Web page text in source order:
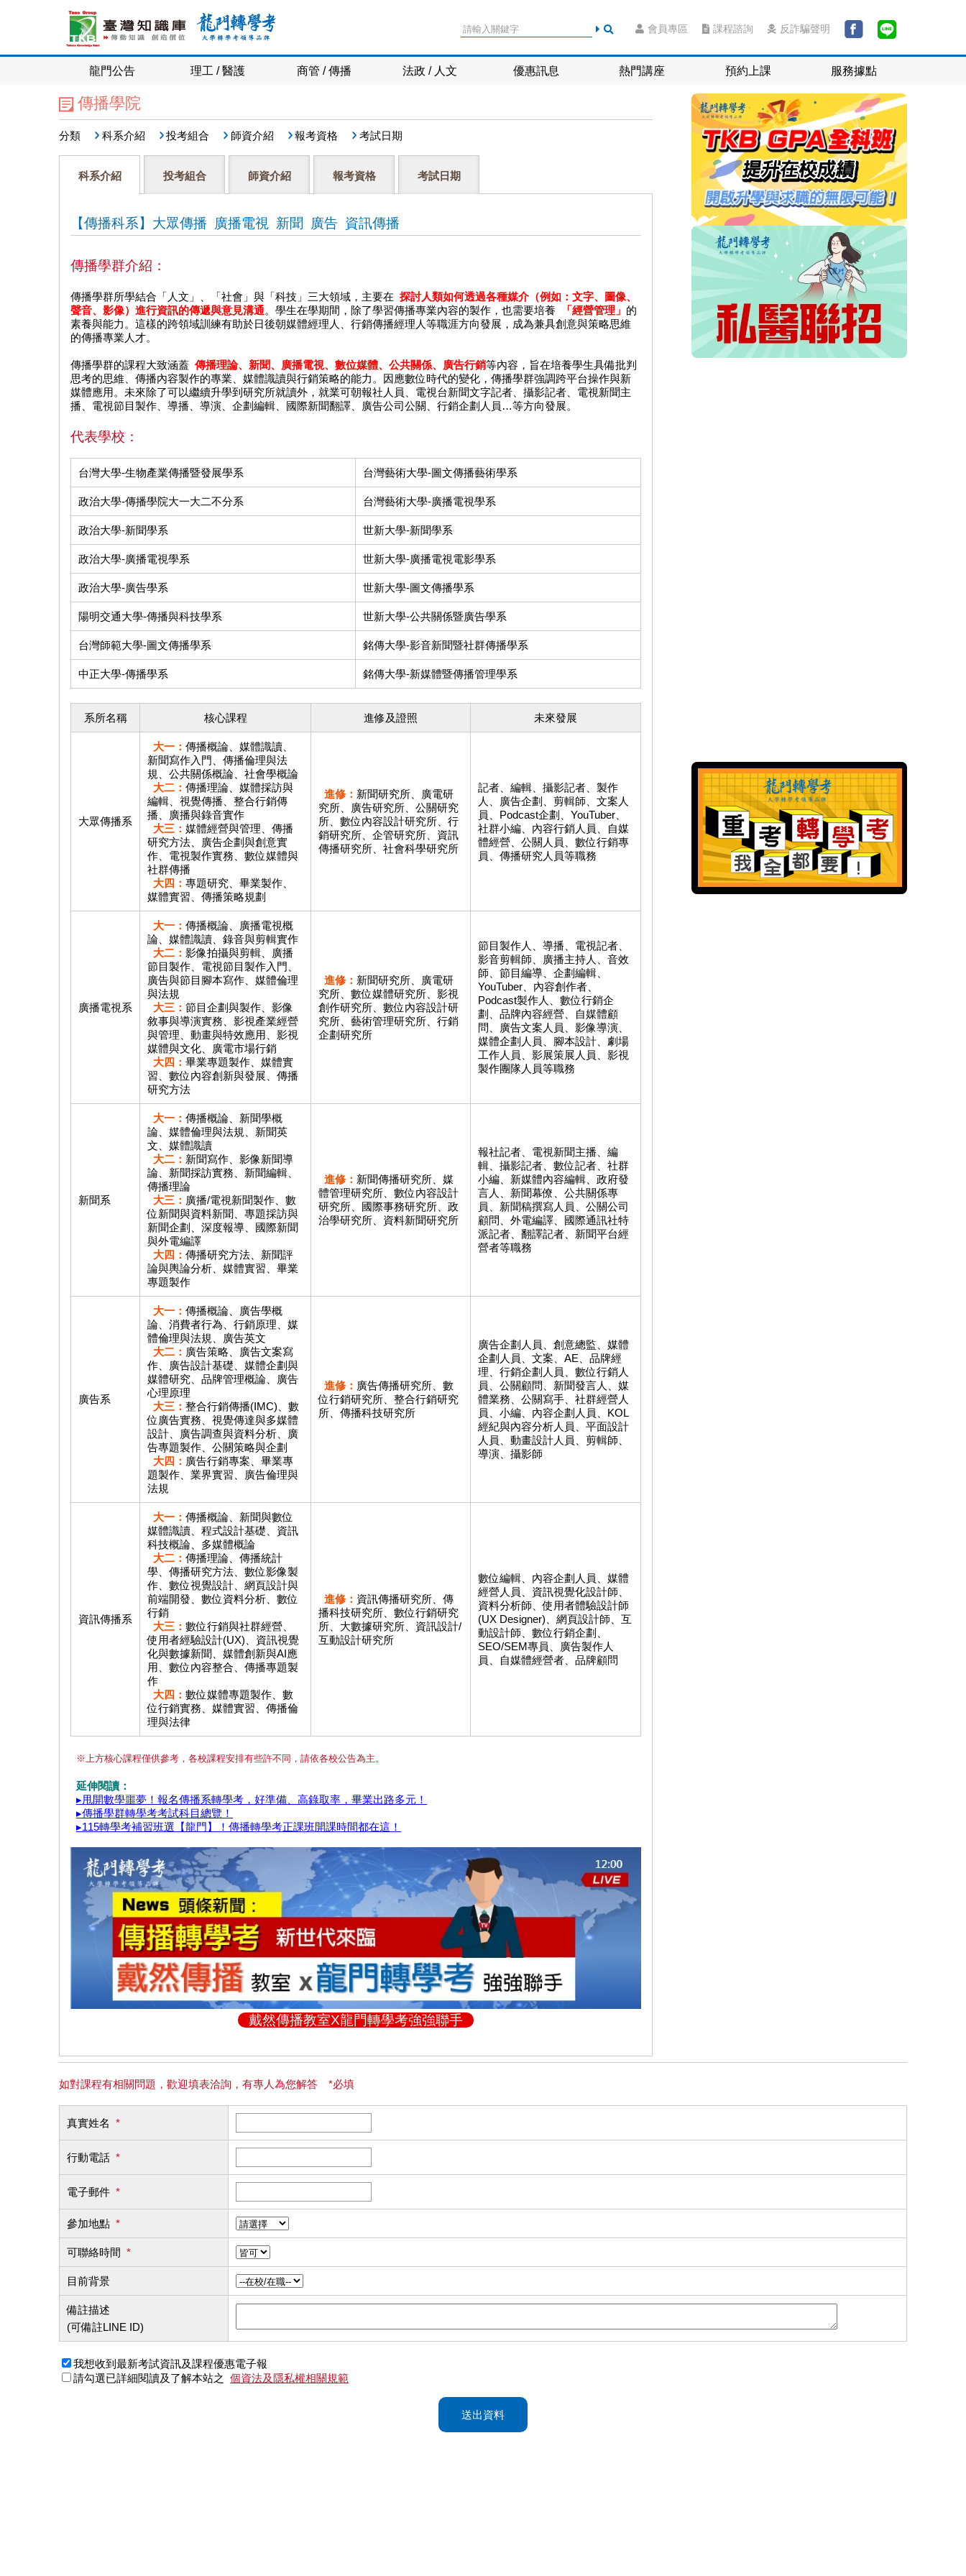
會員專區 課程諮詢 反詐騙聲明
龍門公告 理工 / 醫護 商管 / 傳播 法政 / 人文 優惠訊息 熱門講座 預約上課 服務據點
傳播學院
分類 科系介紹 投考組合 師資介紹 報考資格 考試日期
科系介紹 投考組合 師資介紹 報考資格 考試日期
【傳播科系】大眾傳播 廣播電視 新聞 廣告 資訊傳播
傳播學群介紹：
傳播學群所學結合「人文」、「社會」與「科技」三大領域，主要在 探討人類如何透過各種媒介（例如：文字、圖像、
聲音、影像）進行資訊的傳遞與意見溝通。學生在學期間，除了學習傳播專業內容的製作，也需要培養 「經營管理」 的
素養與能力。這樣的跨領域訓練有助於日後朝媒體經理人、行銷傳播經理人等職涯方向發展，成為兼具創意與策略思維
的傳播專業人才。
傳播學群的課程大致涵蓋 傳播理論、新聞、廣播電視、數位媒體、公共關係、廣告行銷等內容，旨在培養學生具備批判
思考的思維、傳播內容製作的專業、媒體識讀與行銷策略的能力。因應數位時代的變化，傳播學群強調跨平台操作與新
媒體應用。未來除了可以繼續升學到研究所就讀外，就業可朝報社人員、電視台新聞文字記者、攝影記者、電視新聞主
播、電視節目製作、導播、導演、企劃編輯、國際新聞翻譯、廣告公司公關、行銷企劃人員…等方向發展。
代表學校：
台灣大學-生物產業傳播暨發展學系 台灣藝術大學-圖文傳播藝術學系
政治大學-傳播學院大一大二不分系 台灣藝術大學-廣播電視學系
政治大學-新聞學系 世新大學-新聞學系
政治大學-廣播電視學系 世新大學-廣播電視電影學系
政治大學-廣告學系 世新大學-圖文傳播學系
陽明交通大學-傳播與科技學系 世新大學-公共關係暨廣告學系
台灣師範大學-圖文傳播學系 銘傳大學-影音新聞暨社群傳播學系
中正大學-傳播學系 銘傳大學-新媒體暨傳播管理學系
系所名稱 核心課程 進修及證照 未來發展
大眾傳播系
大一： 傳播概論、媒體識讀、
新聞寫作入門、傳播倫理與法
規、公共關係概論、社會學概論
大二： 傳播理論、媒體採訪與
編輯、視覺傳播、整合行銷傳
播、廣播與錄音實作
大三： 媒體經營與管理、傳播
研究方法、廣告企劃與創意實
作、電視製作實務、數位媒體與
社群傳播
大四： 專題研究、畢業製作、
媒體實習、傳播策略規劃
進修： 新聞研究所、廣電研
究所、廣告研究所、公關研究
所、數位內容設計研究所、行
銷研究所、企管研究所、資訊
傳播研究所、社會科學研究所
記者、編輯、攝影記者、製作
人、廣告企劃、剪輯師、文案人
員、Podcast企劃、YouTuber、
社群小編、內容行銷人員、自媒
體經營、公關人員、數位行銷專
員、傳播研究人員等職務
廣播電視系
大一： 傳播概論、廣播電視概
論、媒體識讀、錄音與剪輯實作
大二： 影像拍攝與剪輯、廣播
節目製作、電視節目製作入門、
廣告與節目腳本寫作、媒體倫理
與法規
大三： 節目企劃與製作、影像
敘事與導演實務、影視產業經營
與管理、動畫與特效應用、影視
媒體與文化、廣電市場行銷
大四： 畢業專題製作、媒體實
習、數位內容創新與發展、傳播
研究方法
進修： 新聞研究所、廣電研
究所、數位媒體研究所、影視
創作研究所、數位內容設計研
究所、藝術管理研究所、行銷
企劃研究所
節目製作人、導播、電視記者、
影音剪輯師、廣播主持人、音效
師、節目編導、企劃編輯、
YouTuber、內容創作者、
Podcast製作人、數位行銷企
劃、品牌內容經營、自媒體顧
問、廣告文案人員、影像導演、
媒體企劃人員、腳本設計、劇場
工作人員、影展策展人員、影視
製作團隊人員等職務
新聞系
大一： 傳播概論、新聞學概
論、媒體倫理與法規、新聞英
文、媒體識讀
大二： 新聞寫作、影像新聞導
論、新聞採訪實務、新聞編輯、
傳播理論
大三： 廣播/電視新聞製作、數
位新聞與資料新聞、專題採訪與
新聞企劃、深度報導、國際新聞
與外電編譯
大四： 傳播研究方法、新聞評
論與輿論分析、媒體實習、畢業
專題製作
進修： 新聞傳播研究所、媒
體管理研究所、數位內容設計
研究所、國際事務研究所、政
治學研究所、資料新聞研究所
報社記者、電視新聞主播、編
輯、攝影記者、數位記者、社群
小編、新媒體內容編輯、政府發
言人、新聞幕僚、公共關係專
員、新聞稿撰寫人員、公關公司
顧問、外電編譯、國際通訊社特
派記者、翻譯記者、新聞平台經
營者等職務
廣告系
大一： 傳播概論、廣告學概
論、消費者行為、行銷原理、媒
體倫理與法規、廣告英文
大二： 廣告策略、廣告文案寫
作、廣告設計基礎、媒體企劃與
媒體研究、品牌管理概論、廣告
心理原理
大三： 整合行銷傳播(IMC)、數
位廣告實務、視覺傳達與多媒體
設計、廣告調查與資料分析、廣
告專題製作、公關策略與企劃
大四： 廣告行銷專案、畢業專
題製作、業界實習、廣告倫理與
法規
進修： 廣告傳播研究所、數
位行銷研究所、整合行銷研究
所、傳播科技研究所
廣告企劃人員、創意總監、媒體
企劃人員、文案、AE、品牌經
理、行銷企劃人員、數位行銷人
員、公關顧問、新聞發言人、媒
體業務、公關寫手、社群經營人
員、小編、內容企劃人員、KOL
經紀與內容分析人員、平面設計
人員、動畫設計人員、剪輯師、
導演、攝影師
資訊傳播系
大一： 傳播概論、新聞與數位
媒體識讀、程式設計基礎、資訊
科技概論、多媒體概論
大二： 傳播理論、傳播統計
學、傳播研究方法、數位影像製
作、數位視覺設計、網頁設計與
前端開發、數位資料分析、數位
行銷
大三： 數位行銷與社群經營、
使用者經驗設計(UX)、資訊視覺
化與數據新聞、媒體創新與AI應
用、數位內容整合、傳播專題製
作
大四： 數位媒體專題製作、數
位行銷實務、媒體實習、傳播倫
理與法律
進修： 資訊傳播研究所、傳
播科技研究所、數位行銷研究
所、大數據研究所、資訊設計/
互動設計研究所
數位編輯、內容企劃人員、媒體
經營人員、資訊視覺化設計師、
資料分析師、使用者體驗設計師
(UX Designer)、網頁設計師、互
動設計師、數位行銷企劃、
SEO/SEM專員、廣告製作人
員、自媒體經營者、品牌顧問
※上方核心課程僅供參考，各校課程安排有些許不同，請依各校公告為主。
延伸閱讀：
▸甩開數學噩夢！報名傳播系轉學考，好準備、高錄取率，畢業出路多元！
▸傳播學群轉學考考試科目總覽！
▸115轉學考補習班選【龍門】！傳播轉學考正課班開課時間都在這！
戴然傳播教室X龍門轉學考強強聯手
如對課程有相關問題，歡迎填表洽詢，有專人為您解答 *必填
真實姓名 *
行動電話 *
電子郵件 *
參加地點 *
可聯絡時間 *
目前背景
備註描述
(可備註LINE ID)
我想收到最新考試資訊及課程優惠電子報
請勾選已詳細閱讀及了解本站之 個資法及隱私權相關規範
送出資料